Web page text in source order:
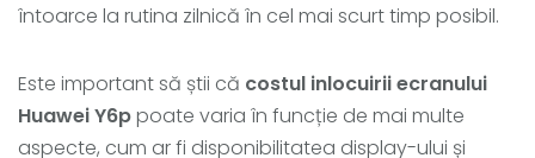
întoarce la rutina zilnică în cel mai scurt timp posibil.
Este important să știi că costul inlocuirii ecranului
Huawei Y6ppoate varia în funcție de mai multe
aspecte, cum ar fi disponibilitatea display-ului și